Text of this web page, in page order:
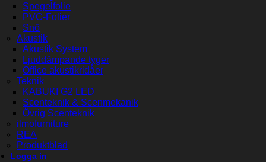
Spegelfolie
PVC-Folier
Snö
Akustik
Akustik System
Ljuddämpande tyger
Office akustikridåer
Teknik
KABUKI G2 LED
Scenteknik & Scenmekanik
Övrig Scenteknik
ilmofurniture
REA
Produktblad
Logga in